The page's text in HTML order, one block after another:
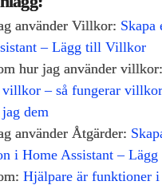
använder Villkor: Skapa
– Lägg till Villkor
hur jag använder villkor:
villkor – så fungerar
dem
använder Åtgärder:
i Home Assistant –
Hjälpare är funktioner